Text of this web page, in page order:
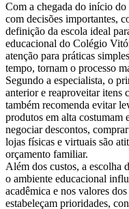
Com a chegada do início
com decisões importantes,
definição da escola ideal
educacional do Colégio
atenção para práticas
tempo, tornam o processo
Segundo a especialista, o
anterior e reaproveitar itens
também recomenda evitar
produtos em alta costumam
negociar descontos,
lojas físicas e virtuais são
orçamento familiar.
Além dos custos, a escolha
o ambiente educacional
acadêmica e nos valores
estabeleçam prioridades,